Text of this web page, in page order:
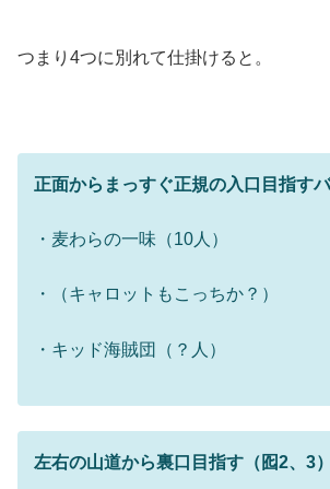
つまり4つに別れて仕掛けると。
正面からまっすぐ正規の入口目指すバ
・麦わらの一味（10人）
・（キャロットもこっちか？）
・キッド海賊団（？人）
左右の山道から裏口目指す（囮2、3）